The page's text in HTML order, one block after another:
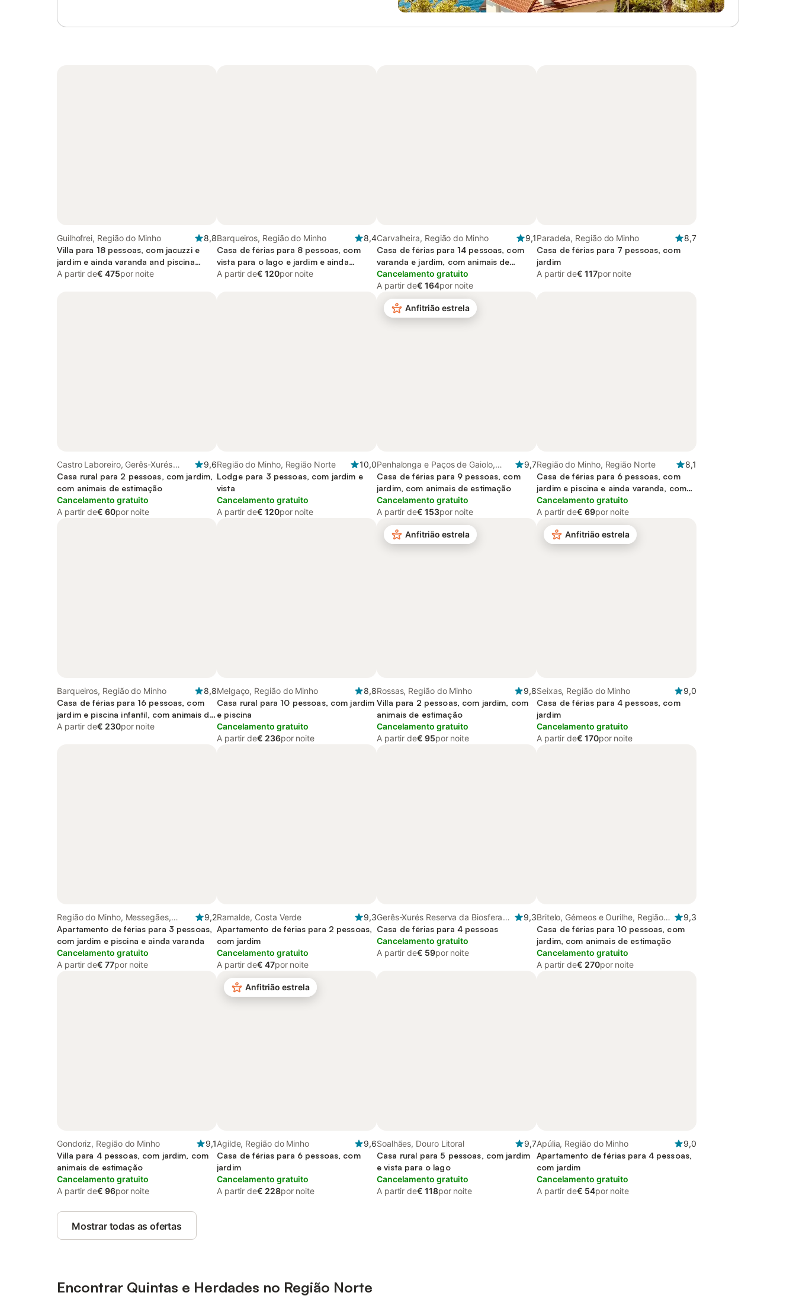
Guilhofrei, Região do Minho
8,8
Villa para 18 pessoas, com jacuzzi e
jardim e ainda varanda and piscina
infantil
A partir de€ 475por noite
Barqueiros, Região do Minho
8,4
Casa de férias para 8 pessoas, com
vista para o lago e jardim e ainda
varanda
A partir de€ 120por noite
Carvalheira, Região do Minho
9,1
Casa de férias para 14 pessoas, com
varanda e jardim, com animais de
estimação
Cancelamento gratuito
A partir de€ 164por noite
Paradela, Região do Minho
8,7
Casa de férias para 7 pessoas, com
jardim
A partir de€ 117por noite
Castro Laboreiro, Gerês-Xurés
Reserva da Biosfera Transfronteriça
9,6
Casa rural para 2 pessoas, com jardim,
com animais de estimação
Cancelamento gratuito
A partir de€ 60por noite
Região do Minho, Região Norte
10,0
Lodge para 3 pessoas, com jardim e
vista
Cancelamento gratuito
A partir de€ 120por noite
Anfitrião estrela
Penhalonga e Paços de Gaiolo,
Douro Litoral
9,7
Casa de férias para 9 pessoas, com
jardim, com animais de estimação
Cancelamento gratuito
A partir de€ 153por noite
Região do Minho, Região Norte
8,1
Casa de férias para 6 pessoas, com
jardim e piscina e ainda varanda, com
animais de estimação
Cancelamento gratuito
A partir de€ 69por noite
Barqueiros, Região do Minho
8,8
Casa de férias para 16 pessoas, com
jardim e piscina infantil, com animais de
estimação
A partir de€ 230por noite
Melgaço, Região do Minho
8,8
Casa rural para 10 pessoas, com jardim
e piscina
Cancelamento gratuito
A partir de€ 236por noite
Anfitrião estrela
Rossas, Região do Minho
9,8
Villa para 2 pessoas, com jardim, com
animais de estimação
Cancelamento gratuito
A partir de€ 95por noite
Anfitrião estrela
Seixas, Região do Minho
9,0
Casa de férias para 4 pessoas, com
jardim
Cancelamento gratuito
A partir de€ 170por noite
Região do Minho, Messegães,
Valadares e Sá
9,2
Apartamento de férias para 3 pessoas,
com jardim e piscina e ainda varanda
Cancelamento gratuito
A partir de€ 77por noite
Ramalde, Costa Verde
9,3
Apartamento de férias para 2 pessoas,
com jardim
Cancelamento gratuito
A partir de€ 47por noite
Gerês-Xurés Reserva da Biosfera
Transfronteriça, Parque Nacional
da Peneda-Gerês
9,3
Casa de férias para 4 pessoas
Cancelamento gratuito
A partir de€ 59por noite
Britelo, Gémeos e Ourilhe, Região
do Minho
9,3
Casa de férias para 10 pessoas, com
jardim, com animais de estimação
Cancelamento gratuito
A partir de€ 270por noite
Gondoriz, Região do Minho
9,1
Villa para 4 pessoas, com jardim, com
animais de estimação
Cancelamento gratuito
A partir de€ 96por noite
Anfitrião estrela
Agilde, Região do Minho
9,6
Casa de férias para 6 pessoas, com
jardim
Cancelamento gratuito
A partir de€ 228por noite
Soalhães, Douro Litoral
9,7
Casa rural para 5 pessoas, com jardim
e vista para o lago
Cancelamento gratuito
A partir de€ 118por noite
Apúlia, Região do Minho
9,0
Apartamento de férias para 4 pessoas,
com jardim
Cancelamento gratuito
A partir de€ 54por noite
Mostrar todas as ofertas
Encontrar Quintas e Herdades no Região Norte